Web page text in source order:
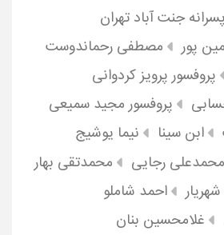
جنت آباد تهران
پور
مصطفی رحماندوست
پروفسور پرویز کردوانی
پروفسور مجید سمیعی
ابن سینا
نیما یوشیج
محمدعلی رجایی
محمدتقی بهار
احمد شاملو
غلامحسین بنان